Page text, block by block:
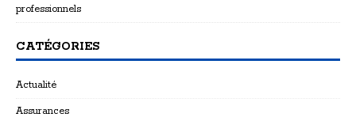
professionnels
CATÉGORIES
Actualité
Assurances